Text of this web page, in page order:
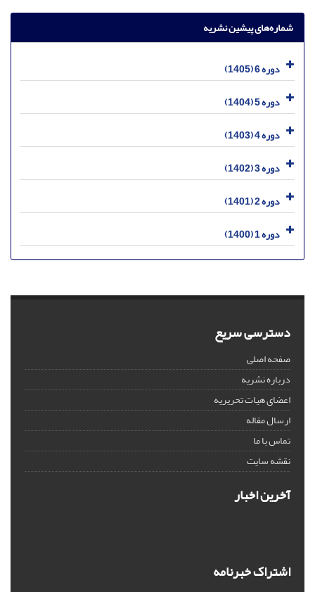
شماره‌های پیشین نشریه
دوره 6 (1405)
دوره 5 (1404)
دوره 4 (1403)
دوره 3 (1402)
دوره 2 (1401)
دوره 1 (1400)
دسترسی سریع
صفحه اصلی
درباره نشریه
اعضای هیات تحریریه
ارسال مقاله
تماس با ما
نقشه سایت
آخرین اخبار
اشتراک خبرنامه